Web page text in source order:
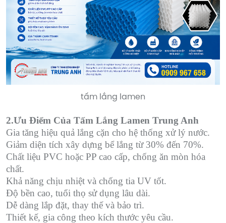
tấm lắng lamen
2.Ưu Điểm Của Tấm Lắng Lamen Trung Anh
Gia tăng hiệu quả lắng cặn cho hệ thống xử lý nước.
Giảm diện tích xây dựng bể lắng từ 30% đến 70%.
Chất liệu PVC hoặc PP cao cấp, chống ăn mòn hóa
chất.
Khả năng chịu nhiệt và chống tia UV tốt.
Độ bền cao, tuổi thọ sử dụng lâu dài.
Dễ dàng lắp đặt, thay thế và bảo trì.
Thiết kế, gia công theo kích thước yêu cầu.